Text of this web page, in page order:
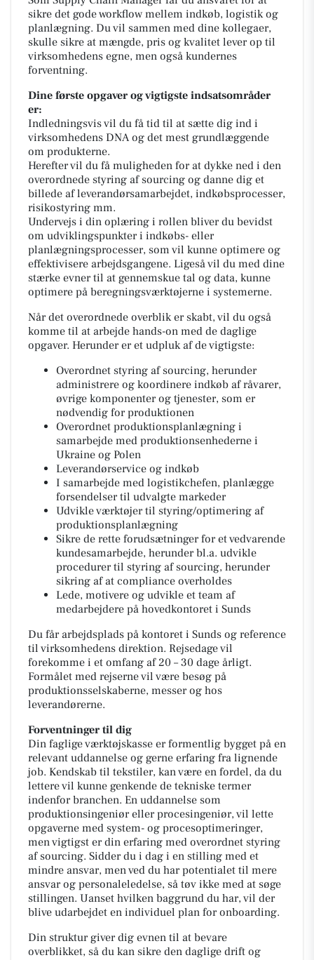
sikre det gode workflow mellem indkøb, logistik og
planlægning. Du vil sammen med dine kollegaer,
skulle sikre at mængde, pris og kvalitet lever op til
virksomhedens egne, men også kundernes
forventning.
Dine første opgaver og vigtigste indsatsområder
er:
Indledningsvis vil du få tid til at sætte dig ind i
virksomhedens DNA og det mest grundlæggende
om produkterne.
Herefter vil du få muligheden for at dykke ned i den
overordnede styring af sourcing og danne dig et
billede af leverandørsamarbejdet, indkøbsprocesser,
risikostyring mm.
Undervejs i din oplæring i rollen bliver du bevidst
om udviklingspunkter i indkøbs- eller
planlægningsprocesser, som vil kunne optimere og
effektivisere arbejdsgangene. Ligeså vil du med dine
stærke evner til at gennemskue tal og data, kunne
optimere på beregningsværktøjerne i systemerne.
Når det overordnede overblik er skabt, vil du også
komme til at arbejde hands-on med de daglige
opgaver. Herunder er et udpluk af de vigtigste:
Overordnet styring af sourcing, herunder
administrere og koordinere indkøb af råvarer,
øvrige komponenter og tjenester, som er
nødvendig for produktionen
Overordnet produktionsplanlægning i
samarbejde med produktionsenhederne i
Ukraine og Polen
Leverandørservice og indkøb
I samarbejde med logistikchefen, planlægge
forsendelser til udvalgte markeder
Udvikle værktøjer til styring/optimering af
produktionsplanlægning
Sikre de rette forudsætninger for et vedvarende
kundesamarbejde, herunder bl.a. udvikle
procedurer til styring af sourcing, herunder
sikring af at compliance overholdes
Lede, motivere og udvikle et team af
medarbejdere på hovedkontoret i Sunds
Du får arbejdsplads på kontoret i Sunds og reference
til virksomhedens direktion. Rejsedage vil
forekomme i et omfang af 20 – 30 dage årligt.
Formålet med rejserne vil være besøg på
produktionsselskaberne, messer og hos
leverandørerne.
Forventninger til dig
Din faglige værktøjskasse er formentlig bygget på en
relevant uddannelse og gerne erfaring fra lignende
job. Kendskab til tekstiler, kan være en fordel, da du
lettere vil kunne genkende de tekniske termer
indenfor branchen. En uddannelse som
produktionsingeniør eller procesingeniør, vil lette
opgaverne med system- og procesoptimeringer,
men vigtigst er din erfaring med overordnet styring
af sourcing. Sidder du i dag i en stilling med et
mindre ansvar, men ved du har potentialet til mere
ansvar og personaleledelse, så tøv ikke med at søge
stillingen. Uanset hvilken baggrund du har, vil der
blive udarbejdet en individuel plan for onboarding.
Din struktur giver dig evnen til at bevare
overblikket, så du kan sikre den daglige drift og